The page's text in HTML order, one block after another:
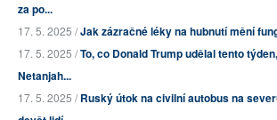
za po...
17. 5. 2025 /Jak zázračné léky na hubnutí mění
17. 5. 2025 /To, co Donald Trump udělal tento
Netanjah...
17. 5. 2025 /Ruský útok na civilní autobus na